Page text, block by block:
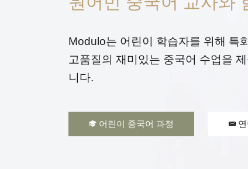
Modulo는 어린이 학습자를 위해 특
고품질의 재미있는 중국어 수업을
니다.
어린이 중국어 과정 연